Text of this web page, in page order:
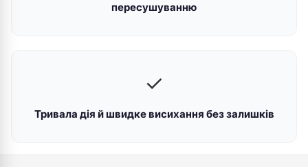
пересушуванню
✓
Тривала дія й швидке висихання без залишків